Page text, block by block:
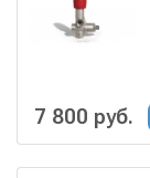
7 800 руб.